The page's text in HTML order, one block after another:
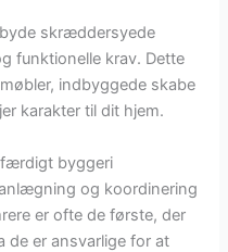
skræddersyede
funktionelle krav. Dette
indbyggede skabe
karakter til dit hjem.
færdigt byggeri
og koordinering
er ofte de første, der
er ansvarlige for at